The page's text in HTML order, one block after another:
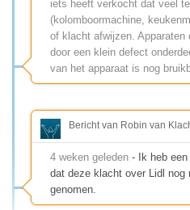
iets heeft verkocht dat veel
(kolomboormachine,
of klacht afwijzen. Apparaten
door een klein defect
van het apparaat is nog
Bericht van Robin van
4 weken geleden - Ik heb
dat deze klacht over Lidl nog
genomen.